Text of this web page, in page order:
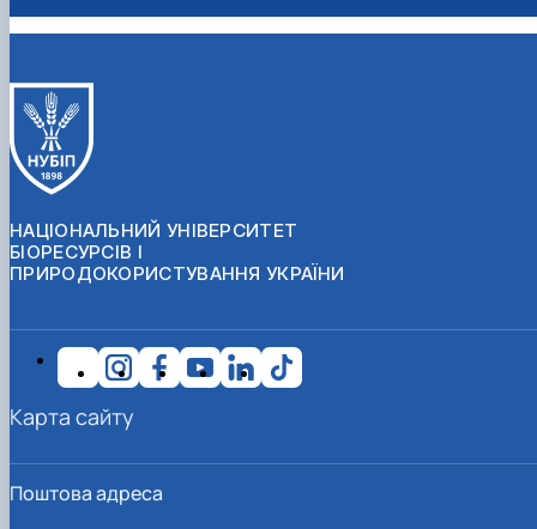
НАЦІОНАЛЬНИЙ УНІВЕРСИТЕТ
БІОРЕСУРСІВ І
ПРИРОДОКОРИСТУВАННЯ УКРАЇНИ
Поштова адреса
Карта сайту